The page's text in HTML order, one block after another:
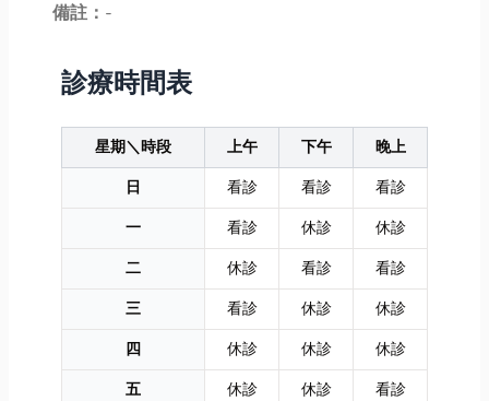
備註： -
診療時間表
星期＼時段 上午 下午
晚上
日
看診 看診
看診
一
看診 休診
休診
二
休診 看診
看診
三
看診 休診
休診
四
休診 休診
休診
五
休診 休診
看診